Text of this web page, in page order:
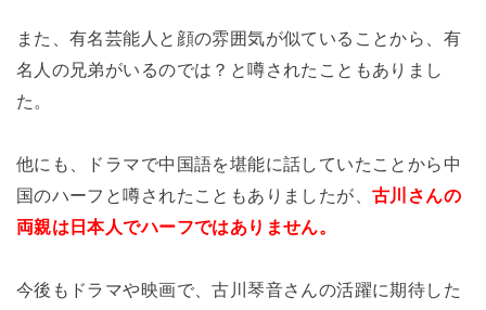
また、有名芸能人と顔の雰囲気が似ていることから、有
名人の兄弟がいるのでは？と噂されたこともありまし
た。
他にも、ドラマで中国語を堪能に話していたことから中
国のハーフと噂されたこともありましたが、古川さんの
両親は日本人でハーフではありません。
今後もドラマや映画で、古川琴音さんの活躍に期待した